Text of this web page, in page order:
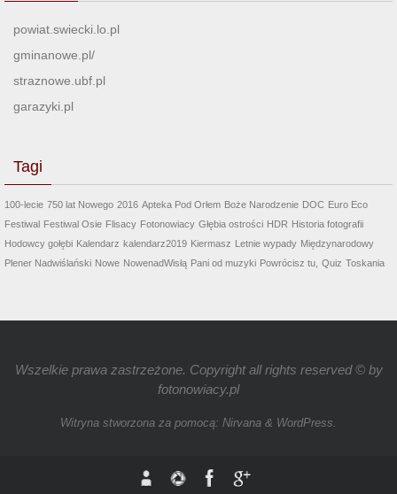
powiat.swiecki.lo.pl
gminanowe.pl/
straznowe.ubf.pl
garazyki.pl
Tagi
100-lecie 750 lat Nowego 2016 Apteka Pod Orłem Boże Narodzenie DOC Euro Eco
Festiwal Festiwal Osie Flisacy Fotonowiacy Głębia ostrości HDR Historia fotografii
Hodowcy gołębi Kalendarz kalendarz2019 Kiermasz Letnie wypady Międzynarodowy
Plener Nadwiślański Nowe NowenadWisłą Pani od muzyki Powrócisz tu, Quiz Toskania
Wszelkie prawa zastrzeżone. Copyright all rights reserved © by
fotonowiacy.pl
Witryna stworzona za pomocą: Nirvana & WordPress.